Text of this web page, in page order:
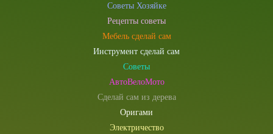
Советы Хозяйке
Рецепты советы
Мебель сделай сам
Инструмент сделай сам
Советы
АвтоВелоМото
Сделай сам из дерева
Оригами
Электричество